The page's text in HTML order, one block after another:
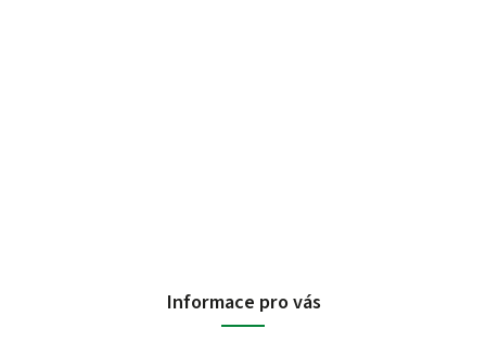
Informace pro vás